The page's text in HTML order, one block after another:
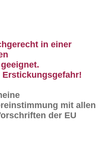
in einer
mit allen
der EU